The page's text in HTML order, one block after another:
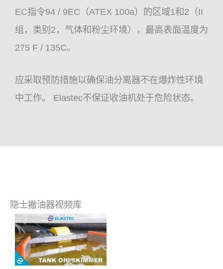
EC指令94 / 9EC（ATEX 100a）的区域1和2（II
组，类别2，气体和粉尘环境），最高表面温度为
275 F / 135C。
应采取预防措施以确保油分离器不在爆炸性环境
中工作。 Elastec不保证收油机处于危险状态。
隐士撇油器视频库